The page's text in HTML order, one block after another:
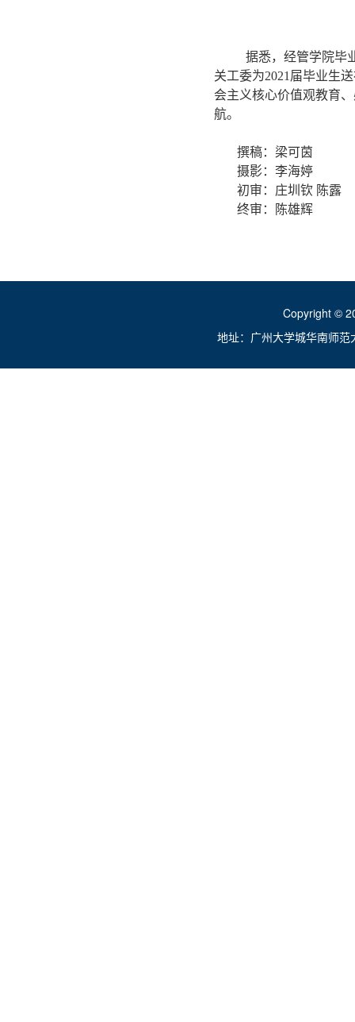
据悉，经管学院毕
关工委为2021届毕业生
会主义核心价值观教育
航。
撰稿：梁可茵
摄影：李海婷
初审：庄圳钦 陈露
终审：陈雄辉
Copyright ©
地址：广州大学城华南